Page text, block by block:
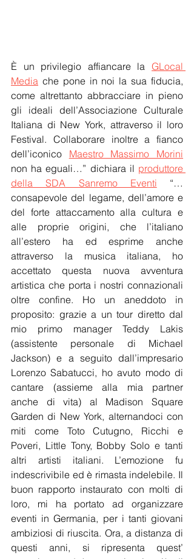
È un privilegio affiancare la GLocal
Media che pone in noi la sua fiducia,
come altrettanto abbracciare in pieno
gli ideali dell’Associazione Culturale
Italiana di New York, attraverso il loro
Festival. Collaborare inoltre a fianco
dell’iconico Maestro Massimo Morini
non ha eguali…” dichiara il produttore
della SDA Sanremo Eventi “…
consapevole del legame, dell’amore e
del forte attaccamento alla cultura e
alle proprie origini, che l’italiano
all’estero
ha ed esprime anche
attraverso la musica italiana, ho
accettato questa nuova avventura
artistica che porta i nostri connazionali
oltre confine. Ho un aneddoto in
proposito: grazie a un tour diretto dal
mio primo manager Teddy Lakis
(assistente personale di Michael
Jackson) e a seguito dall’impresario
Lorenzo Sabatucci, ho avuto modo di
cantare (assieme alla mia partner
anche di vita) al Madison Square
Garden di New York, alternandoci con
miti come Toto Cutugno, Ricchi e
Poveri, Little Tony, Bobby Solo e tanti
altri artisti italiani. L’emozione fu
indescrivibile ed è rimasta indelebile. Il
buon rapporto instaurato con molti di
loro, mi ha portato ad organizzare
eventi in Germania, per i tanti giovani
ambiziosi di riuscita. Ora, a distanza di
questi anni, si ripresenta quest’